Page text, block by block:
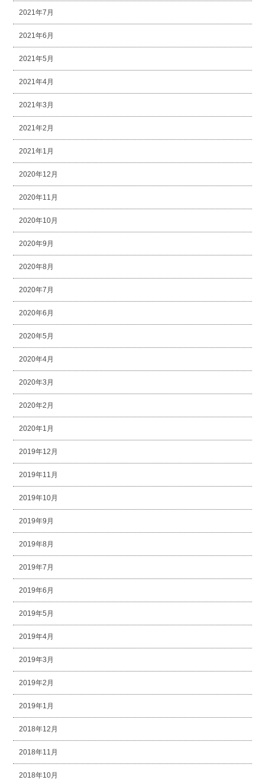
2021年7月
2021年6月
2021年5月
2021年4月
2021年3月
2021年2月
2021年1月
2020年12月
2020年11月
2020年10月
2020年9月
2020年8月
2020年7月
2020年6月
2020年5月
2020年4月
2020年3月
2020年2月
2020年1月
2019年12月
2019年11月
2019年10月
2019年9月
2019年8月
2019年7月
2019年6月
2019年5月
2019年4月
2019年3月
2019年2月
2019年1月
2018年12月
2018年11月
2018年10月